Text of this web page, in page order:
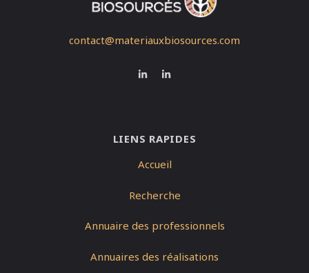
contact@materiauxbiosources.com
LIENS RAPIDES
Accueil
Recherche
Annuaire des professionnels
Annuaires des réalisations